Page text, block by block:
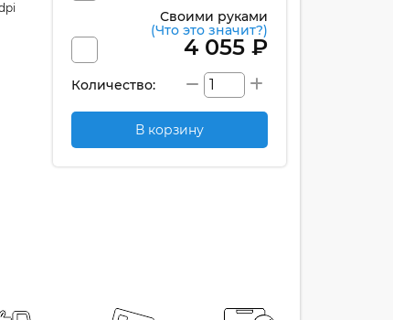
Своими руками
(Что это значит?)
4 055 ₽
Количество:
В корзину